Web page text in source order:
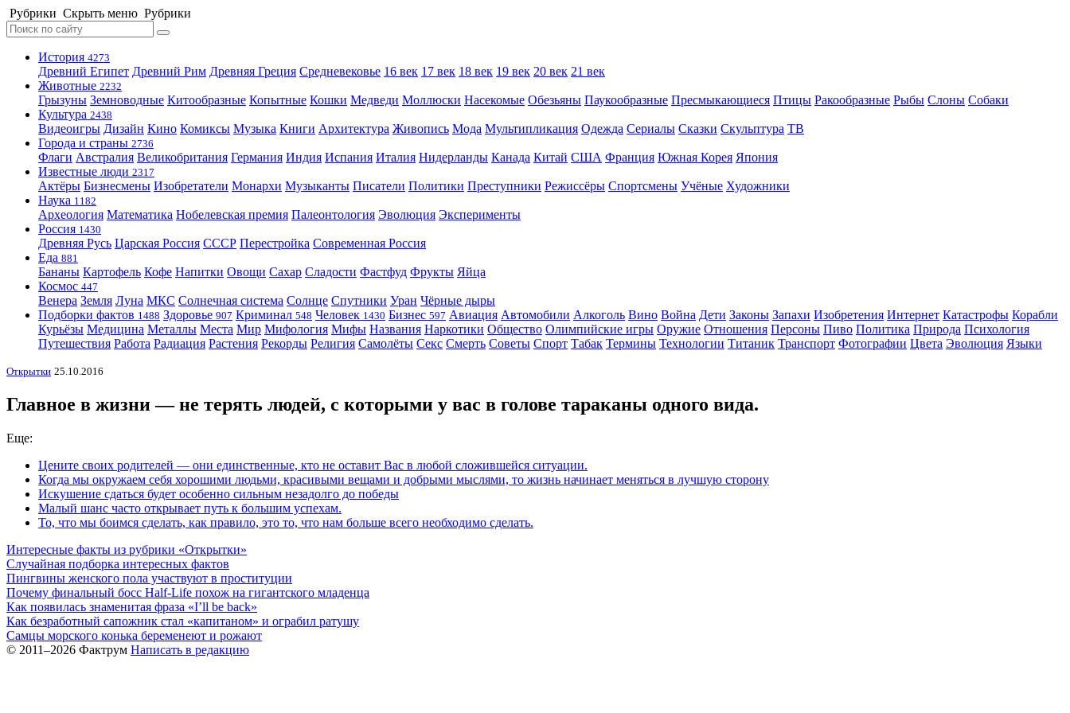
Рубрики Скрыть меню Рубрики
История 4273
Древний Египет Древний Рим Древняя Греция Средневековье 16 век 17 век 18 век 19 век 20 век 21 век
Животные 2232
Грызуны Земноводные Китообразные Копытные Кошки Медведи Моллюски Насекомые Обезьяны Паукообразные Пресмыкающиеся Птицы Ракообразные Рыбы Слоны Собаки
Культура 2438
Видеоигры Дизайн Кино Комиксы Музыка Книги Архитектура Живопись Мода Мультипликация Одежда Сериалы Сказки Скульптура ТВ
Города и страны 2736
Флаги Австралия Великобритания Германия Индия Испания Италия Нидерланды Канада Китай США Франция Южная Корея Япония
Известные люди 2317
Актёры Бизнесмены Изобретатели Монархи Музыканты Писатели Политики Преступники Режиссёры Спортсмены Учёные Художники
Наука 1182
Археология Математика Нобелевская премия Палеонтология Эволюция Эксперименты
Россия 1430
Древняя Русь Царская Россия СССР Перестройка Современная Россия
Еда 881
Бананы Картофель Кофе Напитки Овощи Сахар Сладости Фастфуд Фрукты Яйца
Космос 447
Венера Земля Луна МКС Солнечная система Солнце Спутники Уран Чёрные дыры
Подборки фактов 1488 Здоровье 907 Криминал 548 Человек 1430 Бизнес 597 Авиация Автомобили Алкоголь Вино Война Дети Законы Запахи Изобретения Интернет Катастрофы Корабли
Курьёзы Медицина Металлы Места Мир Мифология Мифы Названия Наркотики Общество Олимпийские игры Оружие Отношения Персоны Пиво Политика Природа Психология
Путешествия Работа Радиация Растения Рекорды Религия Самолёты Секс Смерть Советы Спорт Табак Термины Технологии Титаник Транспорт Фотографии Цвета Эволюция Языки
Открытки 25.10.2016
Главное в жизни — не терять людей, с которыми у вас в голове тараканы одного вида.
Еще:
Цените своих родителей — они единственные, кто не оставит Вас в любой сложившейся ситуации.
Когда мы окружаем себя хорошими людьми, красивыми вещами и добрыми мыслями, то жизнь начинает меняться в лучшую сторону
Искушение сдаться будет особенно сильным незадолго до победы
Малый шанс часто открывает путь к большим успехам.
То, что мы боимся сделать, как правило, это то, что нам больше всего необходимо сделать.
Интересные факты из рубрики «Открытки»
Случайная подборка интересных фактов
Пингвины женского пола участвуют в проституции
Почему финальный босс Half-Life похож на гигантского младенца
Как появилась знаменитая фраза «I’ll be back»
Как безработный сапожник стал «капитаном» и ограбил ратушу
Самцы морского конька беременеют и рожают
© 2011–2026 Фактрум Написать в редакцию